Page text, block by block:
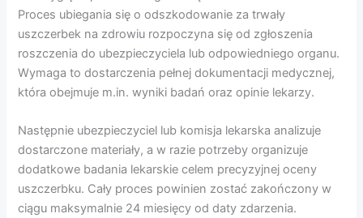
Proces ubiegania się o odszkodowanie za trwały
uszczerbek na zdrowiu rozpoczyna się od zgłoszenia
roszczenia do ubezpieczyciela lub odpowiedniego organu.
Wymaga to dostarczenia pełnej dokumentacji medycznej,
która obejmuje m.in. wyniki badań oraz opinie lekarzy.
Następnie ubezpieczyciel lub komisja lekarska analizuje
dostarczone materiały, a w razie potrzeby organizuje
dodatkowe badania lekarskie celem precyzyjnej oceny
uszczerbku. Cały proces powinien zostać zakończony w
ciągu maksymalnie 24 miesięcy od daty zdarzenia.